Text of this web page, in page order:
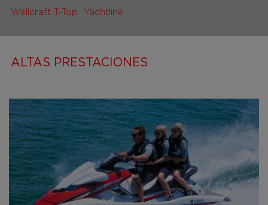
Wellcraft T-Top Yachtline
ALTAS PRESTACIONES